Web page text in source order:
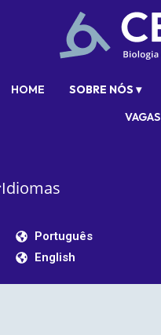
HOME SOBRE NÓS ▾
VAGAS
Idiomas
Português
English